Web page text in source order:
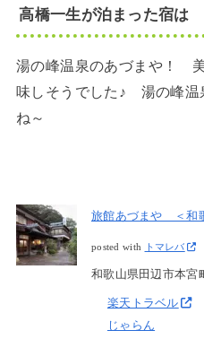
高橋一生が泊まった宿は
湯の峰温泉のあづまや！
味しそうでした♪ 湯の峰温
ね～
旅館あづまや ＜和
posted with トマレバ
和歌山県田辺市本宮
楽天トラベル
じゃらん